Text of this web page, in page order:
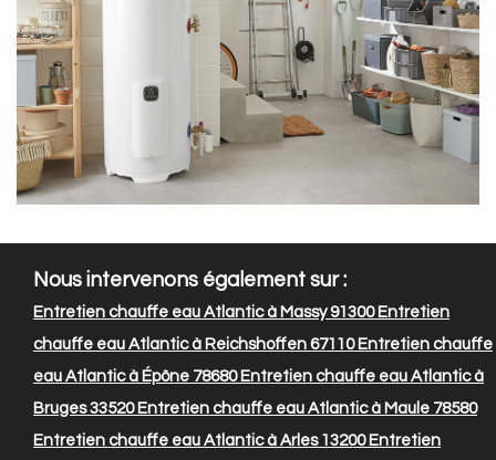
Nous intervenons également sur :
Entretien chauffe eau Atlantic à Massy 91300Entretien
chauffe eau Atlantic à Reichshoffen 67110Entretien chauffe
eau Atlantic à Épône 78680Entretien chauffe eau Atlantic à
Bruges 33520Entretien chauffe eau Atlantic à Maule 78580
Entretien chauffe eau Atlantic à Arles 13200Entretien